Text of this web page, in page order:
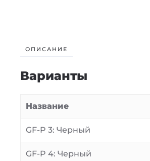
ОПИСАНИЕ
Варианты
Название
GF-P 3: Черный
GF-P 4: Черный